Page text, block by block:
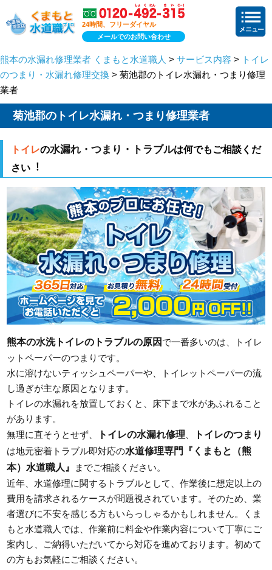
24時間、フリーダイヤル
メールでのお問い合わせ
熊本の水漏れ修理業者 くまもと水道職人 > サービス内容 > トイレ
のつまり・水漏れ修理交換 > 菊池郡のトイレ水漏れ・つまり修理
業者
菊池郡のトイレ水漏れ・つまり修理業者
トイレの水漏れ・つまり・トラブルは何でもご相談くだ
さい︕
熊本の水洗トイレのトラブルの原因 で一番多いのは、トイレ
ットペーパーのつまりです。
水に溶けないティッシュペーパーや、トイレットペーパーの流
し過ぎが主な原因となります。
トイレの水漏れを放置しておくと、床下まで水があふれること
があります。
無理に直そうとせず、
トイレの水漏れ修理 トイレのつまり
は地元密着トラブル即対応の水道修理専門『くまもと（熊
本）水道職人』
までご相談ください。
近年、水道修理に関するトラブルとして、作業後に想定以上の
費用を請求されるケースが問題視されています。そのため、業
者選びに不安を感じる方もいらっしゃるかもしれません。くま
もと水道職人では、作業前に料金や作業内容について丁寧にご
案内し、ご納得いただいてから対応を進めております。初めて
の方もお気軽にご相談ください。